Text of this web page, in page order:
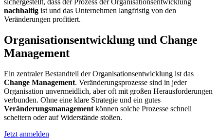
sichergestellt, dass der Prozess der Organisationsentwicklung
nachhaltig ist und das Unternehmen langfristig von den
Veränderungen profitiert.
Organisations­entwicklung und Change
Management
Ein zentraler Bestandteil der Organisationsentwicklung ist das
Change Management. Veränderungsprozesse sind in jeder
Organisation unvermeidlich, aber oft mit großen Herausforderungen
verbunden. Ohne eine klare Strategie und ein gutes
Veränderungsmanagement können solche Prozesse schnell
scheitern oder auf Widerstände stoßen.
Jetzt anmelden